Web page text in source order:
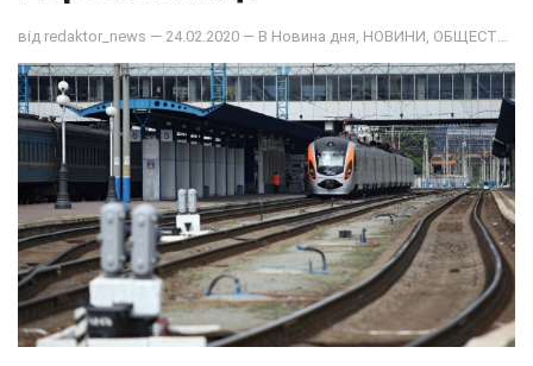
від redaktor_news — 24.02.2020 — В Новина дня НОВИНИ ОБЩЕСТВО